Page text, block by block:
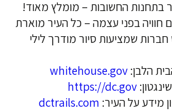
בתחנות החשובות – מומלץ מאוד!
חוויה בפני עצמה – כל העיר מוארת
שמציעות סיור מודרך לילי
הלבן:whitehouse.gov
https://dc.gov
מידע על העיר: dctrails.com